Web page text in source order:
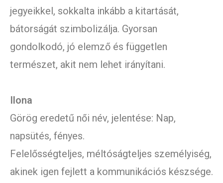
jegyeikkel, sokkalta inkább a kitartását,
bátorságát szimbolizálja. Gyorsan
gondolkodó, jó elemző és független
természet, akit nem lehet irányítani.
Ilona
Görög eredetű női név, jelentése: Nap,
napsütés, fényes.
Felelősségteljes, méltóságteljes személyiség,
akinek igen fejlett a kommunikációs készsége.